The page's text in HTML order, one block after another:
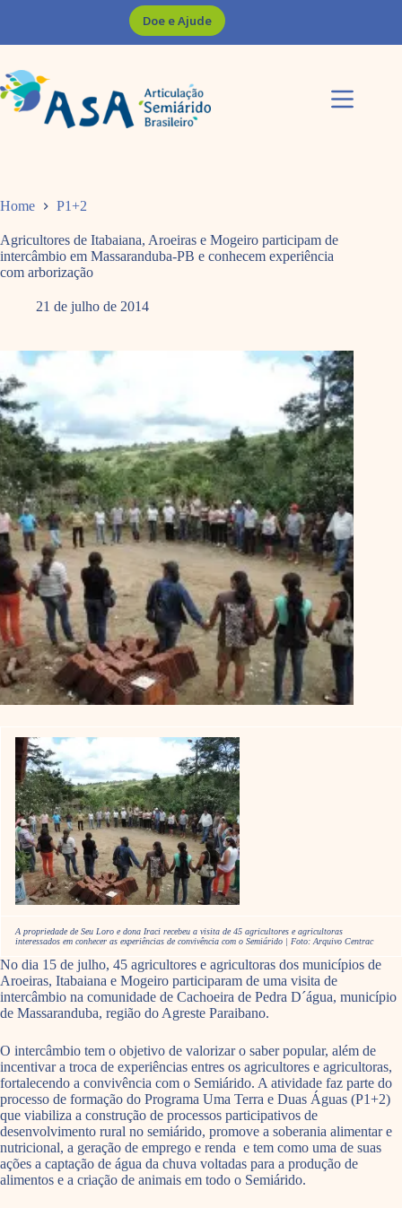
Doe e Ajude
Home P1+2
Agricultores de Itabaiana, Aroeiras e Mogeiro participam de
intercâmbio em Massaranduba-PB e conhecem experiência
com arborização
21 de julho de 2014
A propriedade de Seu Loro e dona Iraci recebeu a visita de 45 agricultores e agricultoras
interessados em conhecer as experiências de convivência com o Semiárido | Foto: Arquivo Centrac
No dia 15 de julho, 45 agricultores e agricultoras dos municípios de
Aroeiras, Itabaiana e Mogeiro participaram de uma visita de
intercâmbio na comunidade de Cachoeira de Pedra D´água, município
de Massaranduba, região do Agreste Paraibano.
O intercâmbio tem o objetivo de valorizar o saber popular, além de
incentivar a troca de experiências entres os agricultores e agricultoras,
fortalecendo a convivência com o Semiárido. A atividade faz parte do
processo de formação do Programa Uma Terra e Duas Águas (P1+2)
que viabiliza a construção de processos participativos de
desenvolvimento rural no semiárido, promove a soberania alimentar e
nutricional, a geração de emprego e renda e tem como uma de suas
ações a captação de água da chuva voltadas para a produção de
alimentos e a criação de animais em todo o Semiárido.